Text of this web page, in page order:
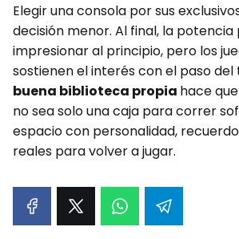
Elegir una consola por sus
decisión menor. Al final, la potencia
impresionar al principio, pero los
sostienen el interés con el paso del
buena biblioteca propia hace
no sea solo una caja para correr
espacio con personalidad,
reales para volver a jugar.